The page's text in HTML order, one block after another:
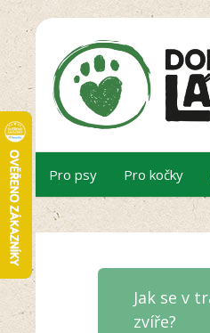
Pro psy Pro kočky
Jak se v
zvíře?